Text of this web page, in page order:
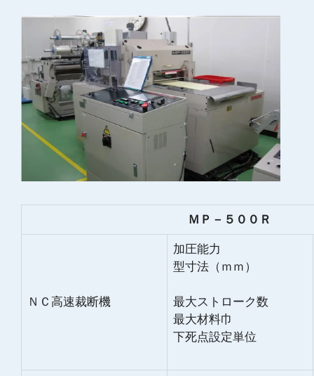
ＭＰ－５００Ｒ
ＮＣ高速裁断機
加圧能力
型寸法（ｍｍ）
最大ストローク数
最大材料巾
下死点設定単位